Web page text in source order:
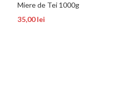
Miere de Tei 1000g
35,00lei